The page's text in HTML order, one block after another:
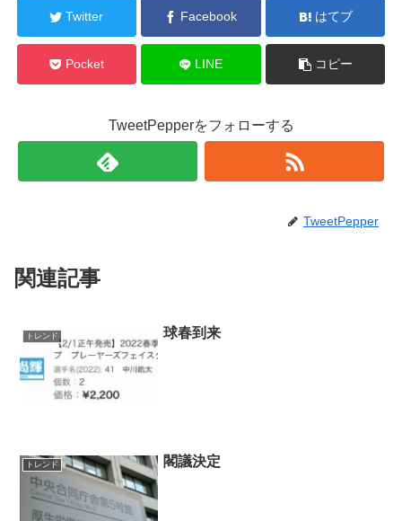
Twitter Facebook はてブ
Pocket LINE コピー
TweetPepperをフォローする
TweetPepper
関連記事
トレンド 球春到来
トレンド 閣議決定